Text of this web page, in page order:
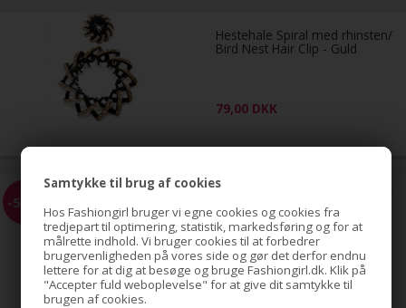
Samtykke til brug af cookies
Hos Fashiongirl bruger vi egne cookies og cookies fra
tredjepart til optimering, statistik, markedsføring og for at
målrette indhold. Vi bruger cookies til at forbedrer
brugervenligheden på vores side og gør det derfor endnu
lettere for at dig at besøge og bruge Fashiongirl.dk. Klik på
"Accepter fuld weboplevelse" for at give dit samtykke til
brugen af cookies.
Hestehale Spiral med rhinsten/
Bird Nest Hair Clip - Guld
79,00 DKK
-51% Bird Nest Hair Clip - Sølv
79,00
39,00DKK